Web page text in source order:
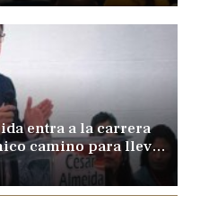
entra a la carrera
camino para llevar